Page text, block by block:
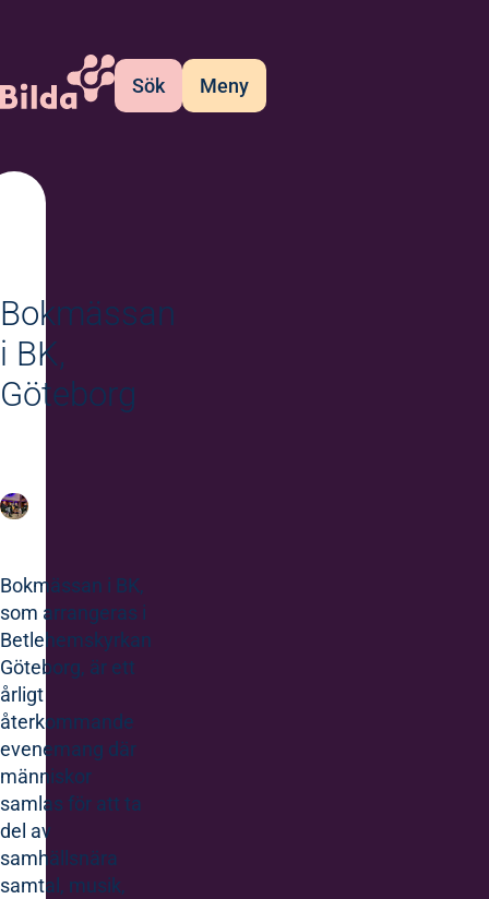
Sök Meny
Bokmässan
i BK,
Göteborg
Bokmässan i BK,
som arrangeras i
Betlehemskyrkan
Göteborg, är ett
årligt
återkommande
evenemang där
människor
samlas för att ta
del av
samhällsnära
samtal, musik,